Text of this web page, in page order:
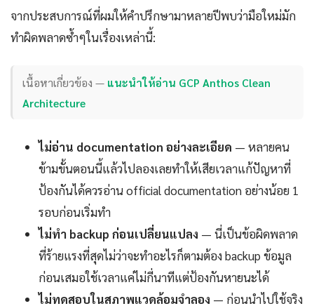
จากประสบการณ์ที่ผมให้คำปรึกษามาหลายปีพบว่ามือใหม่มัก
ทำผิดพลาดซ้ำๆในเรื่องเหล่านี้:
เนื้อหาเกี่ยวข้อง — แนะนำให้อ่าน GCP Anthos Clean
Architecture
ไม่อ่าน documentation อย่างละเอียด — หลายคน
ข้ามขั้นตอนนี้แล้วไปลองเลยทำให้เสียเวลาแก้ปัญหาที่
ป้องกันได้ควรอ่าน official documentation อย่างน้อย 1
รอบก่อนเริ่มทำ
ไม่ทำ backup ก่อนเปลี่ยนแปลง — นี่เป็นข้อผิดพลาด
ที่ร้ายแรงที่สุดไม่ว่าจะทำอะไรก็ตามต้อง backup ข้อมูล
ก่อนเสมอใช้เวลาแค่ไม่กี่นาทีแต่ป้องกันหายนะได้
ไม่ทดสอบในสภาพแวดล้อมจำลอง — ก่อนนำไปใช้จริง